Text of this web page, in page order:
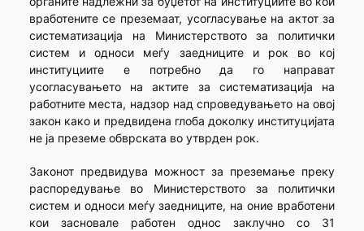
вработените се преземаат, усогласување на актот за
систематизација на Министерството за политички
систем и односи меѓу заедниците и рок во кој
институциите е потребно да го направат
усогласувањето на актите за систематизација на
работните места, надзор над спроведувањето на овој
закон како и предвидена глоба доколку институцијата
не ја преземе обврската во утврден рок.
Законот предвидува можност за преземање преку
распоредување во Министерството за политички
систем и односи меѓу заедниците, на оние вработени
кои засновале работен однос заклучно со 31